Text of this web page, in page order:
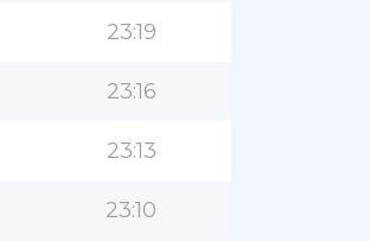
23:19
23:16
23:13
23:10